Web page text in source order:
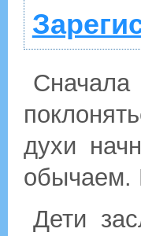
духи
обычаем.
Дети